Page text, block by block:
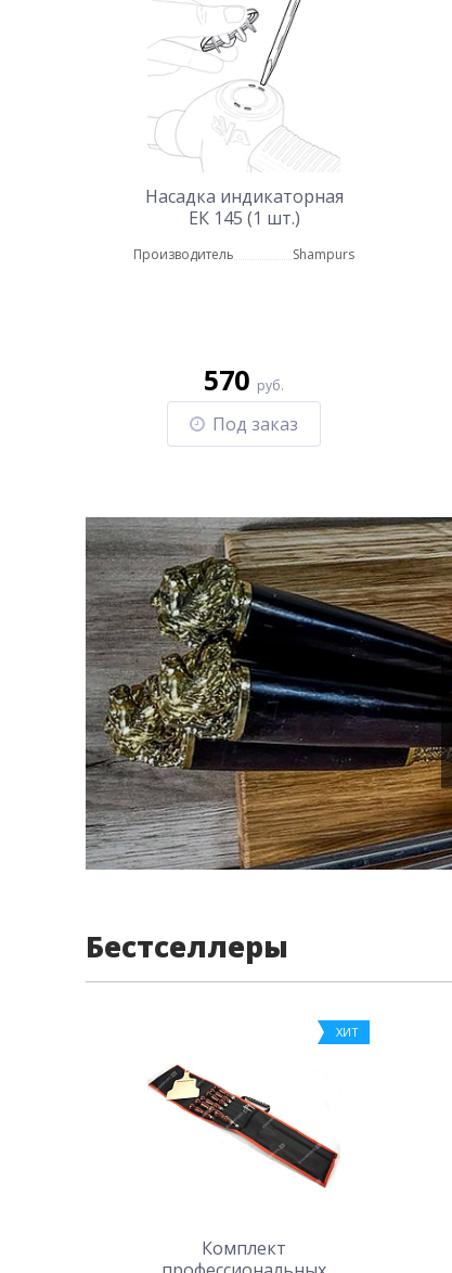
Насадка индикаторная
ЕК 145 (1 шт.)
Производитель Shampurs
570 руб.
Под заказ
Бестселлеры
ХИТ
Комплект